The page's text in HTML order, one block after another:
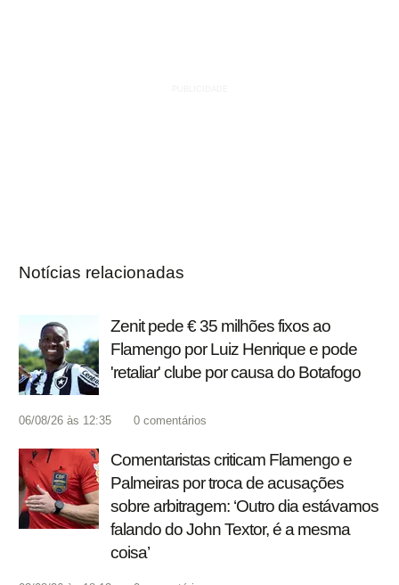
Notícias relacionadas
Zenit pede € 35 milhões fixos ao
Flamengo por Luiz Henrique e pode
'retaliar' clube por causa do Botafogo
06/08/26 às 12:35 0 comentários
Comentaristas criticam Flamengo e
Palmeiras por troca de acusações
sobre arbitragem: ‘Outro dia estávamos
falando do John Textor, é a mesma
coisa’